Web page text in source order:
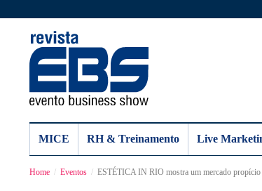
MICE RH & Treinamento Live
Home Eventos ESTÉTICA IN RIO mostra um mercado propício